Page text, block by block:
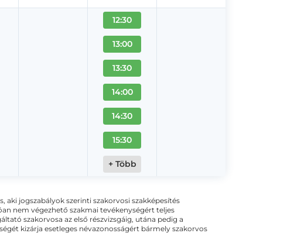
12:30
13:00
13:30
14:00
14:30
15:30
+ Több
aki jogszabályok szerinti szakorvosi szakképesítés
nem végezhető szakmai tevékenységért teljes
szakorvosa az első részvizsgáig, utána pedig a
kizárja esetleges névazonosságért bármely szakorvos